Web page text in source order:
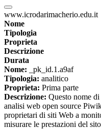
www.icrodarimacherio.edu.it
Nome
Tipologia
Proprieta
Descrizione
Durata
Nome: _pk_id.1.a9af
Tipologia: analitico
Proprieta: Prima parte
Descrizione: Questo nome
analisi web open source
proprietari di siti Web a
misurare le prestazioni del